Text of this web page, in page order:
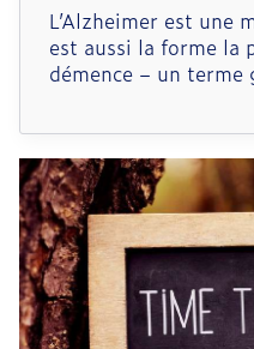
L’Alzheimer est une
est aussi la forme la
démence – un terme
les personnes qui
endommagé par un
protéines, ce qui se
dont les premiers
des pertes de